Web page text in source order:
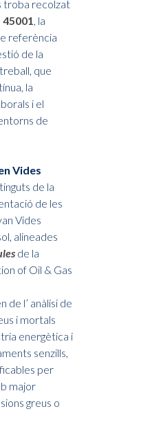
troba recolzat
45001, la
referència
de la
que
la
i el
de
Vides
de la
de les
Vides
alineades
de la
of Oil & Gas
de l’ anàlisi de
i mortals
energètica i
senzills,
per
major
greus o